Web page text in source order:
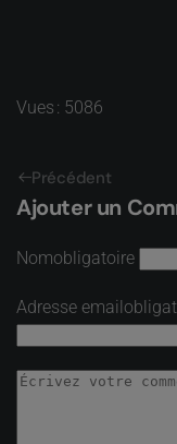
Vues : 5086
Précédent
Ajouter un
Nomobligatoire
Adresse email